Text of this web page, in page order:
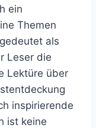
ein
Themen
als
Leser die
Lektüre über
inspirierende
ist keine